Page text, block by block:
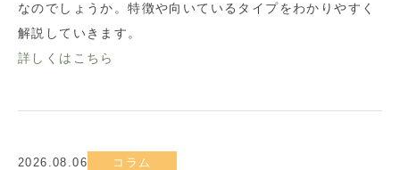
なのでしょうか。特徴や向いているタイプをわかりやすく
解説していきます。
詳しくはこちら
2026.08.06 コラム